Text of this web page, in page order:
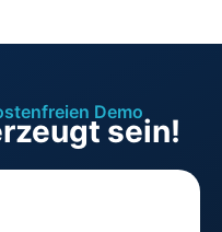
Demo
sein!